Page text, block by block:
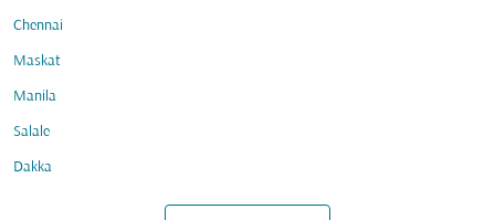
Chennai
Maskat
Manila
Salale
Dakka